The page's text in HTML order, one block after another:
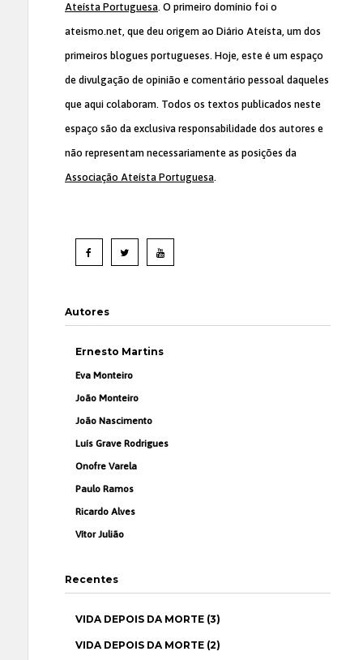
Ateísta Portuguesa. O primeiro domínio foi o
ateismo.net, que deu origem ao Diário Ateísta, um dos
primeiros blogues portugueses. Hoje, este é um espaço
de divulgação de opinião e comentário pessoal daqueles
que aqui colaboram. Todos os textos publicados neste
espaço são da exclusiva responsabilidade dos autores e
não representam necessariamente as posições da
Associação Ateísta Portuguesa.
Autores
Ernesto Martins
Eva Monteiro
João Monteiro
João Nascimento
Luís Grave Rodrigues
Onofre Varela
Paulo Ramos
Ricardo Alves
Vítor Julião
Recentes
VIDA DEPOIS DA MORTE (3)
VIDA DEPOIS DA MORTE (2)